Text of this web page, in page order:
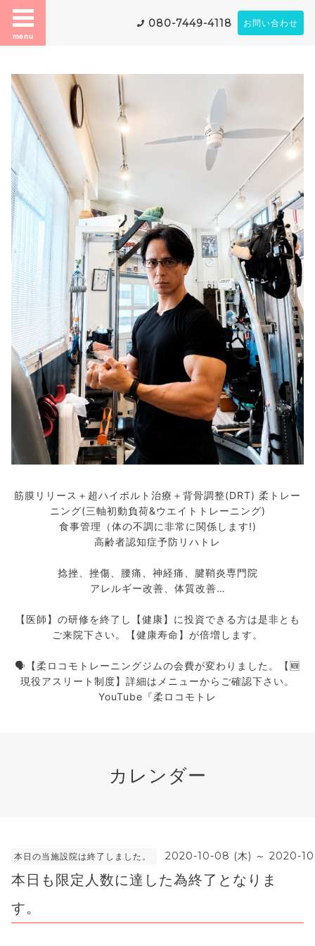
menu
080-7449-4118 お問い合わせ
筋膜リリース＋超ハイボルト治療＋背骨調整(DRT) 柔トレー
ニング(三軸初動負荷&ウエイトトレーニング)
食事管理（体の不調に非常に関係します!)
高齢者認知症予防リハトレ
捻挫、挫傷、腰痛、神経痛、腱鞘炎専門院
アレルギー改善、体質改善…
【医師】の研修を終了し【健康】に投資できる方は是非とも
ご来院下さい。【健康寿命】が倍増します。
🗣️【柔ロコモトレーニングジムの会費が変わりました。【🆕
現役アスリート制度】詳細はメニューからご確認下さい。
YouTube『柔ロコモトレ
カレンダー
本日の当施設院は終了しました。 2020-10-08 (木) ～ 2020-
本日も限定人数に達した為終了となりま
す。